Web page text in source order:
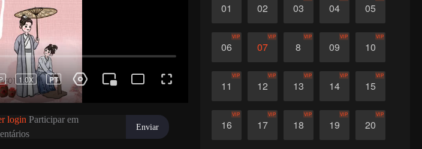
01 02 03 04 05
06
VIP
07
VIP
8
VIP
09
VIP
10
VIP
11
VIP
12
VIP
13
VIP
14
VIP
15
VIP
16
VIP
17
VIP
18
VIP
19
VIP
20
VIP